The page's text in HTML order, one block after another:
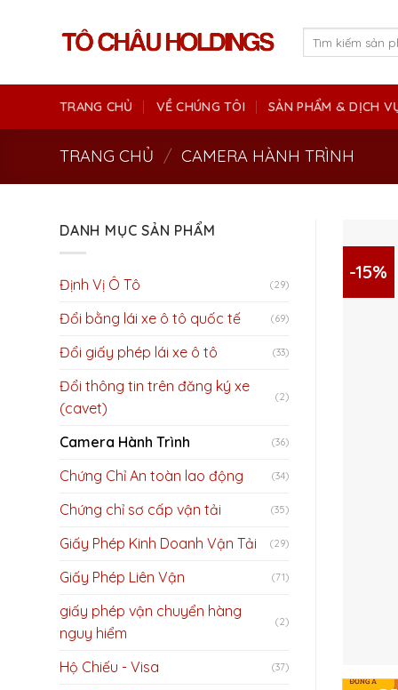
TRANG CHỦ VỀ CHÚNG TÔI SẢN PHẨM & DỊCH
TRANG CHỦ / CAMERA HÀNH TRÌNH
DANH MỤC SẢN PHẨM
Định Vị Ô Tô (29)
Đổi bằng lái xe ô tô quốc tế (69)
Đổi giấy phép lái xe ô tô (33)
Đổi thông tin trên đăng ký xe
(cavet)
(2)
Camera Hành Trình (36)
Chứng Chỉ An toàn lao động (34)
Chứng chỉ sơ cấp vận tải (35)
Giấy Phép Kinh Doanh Vận Tải (29)
Giấy Phép Liên Vận (71)
giấy phép vận chuyển hàng
nguy hiểm
(2)
Hộ Chiếu - Visa (37)
-15%